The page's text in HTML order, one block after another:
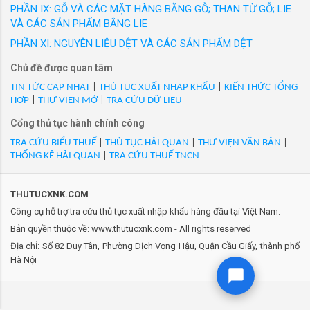
100%)/FR/XK
- Mã Hs 21021000: Men đầu bếp ngọt (Men khô hiệu Saf
Instant - Nhãn vàng) 500gam x 20 gói x 7 thùng (Hàng mới
- Mã Hs 21021000: Men khô ăn liền Trockenhefe450g
(500g)/BE/XK
(500g)/BE/XK
- Mã Hs 21021000: Men khô Angel 500gam x 20 gói x 70 thùng
(Hàng mới 100%)/CN/XK
- Mã Hs 21021000: Men khô Angel 500gam x 20 gói x 70 thùng
(Hàng mới 100%)/CN/XK
- Mã Hs 21021000: Men khô dùng liền (Men sống). Hiệu Meizan,
nhãn đỏ, phụ gia chế biến thực phẩm. Đóng gói: 500gr/ bag, 20
bag/ carton. Mới 100%/CN/XK
- Mã Hs 21021000: Men khô dùng liền (Men sống). Hiệu Meizan,
nhãn vàng, phụ gia chế biến thực phẩm. Đóng gói: 500gr/ bag,
đưa ra thị trường trong nước với các nhãn hiệu
được người tiêu dùng Việt Nam yêu thích. Hàng
loạt sản phẩm thời trang công sở cao cấp như
Classic, May10 Classic Suit... Thương hiệu
Veston và nhiều thương hiệu thời trang được
phát triển trong 20 năm qua của May 10 đ...
PHẦN IX: GỖ VÀ CÁC MẶT HÀNG BẰNG GỖ; THAN TỪ GỖ; LIE
VÀ CÁC SẢN PHẨM BẰNG LIE
PHẦN XI: NGUYÊN LIỆU DỆT VÀ CÁC SẢN PHẨM DỆT
Chủ đề được quan tâm
TIN TỨC CẬP NHẬT| THỦ TỤC XUẤT NHẬP KHẨU
KIẾN THỨC TỔNG
HỢP
THƯ VIỆN MỞ| TRA CỨU DỮ LIỆU
Cổng thủ tục hành chính công
TRA CỨU BIỂU THUẾ THỦ TỤC HẢI QUAN THƯ VIỆN VĂN BẢN
THỐNG KÊ HẢI QUAN
TRA CỨU THUẾ TNCN
THUTUCXNK.COM
Công cụ hỗ trợ tra cứu thủ tục xuất nhập khẩu hàng đầu tại Việt Nam.
Bản quyền thuộc về: www.thutucxnk.com - All rights reserved
Địa chỉ: Số 82 Duy Tân, Phường Dịch Vọng Hậu, Quận Cầu Giấy, thành phố
Hà Nội